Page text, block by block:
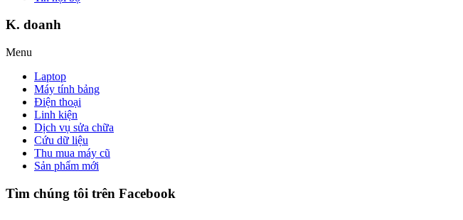
K. doanh
Menu
Laptop
Máy tính bảng
Điện thoại
Linh kiện
Dịch vụ sửa chữa
Cứu dữ liệu
Thu mua máy cũ
Sản phẩm mới
Tìm chúng tôi trên Facebook